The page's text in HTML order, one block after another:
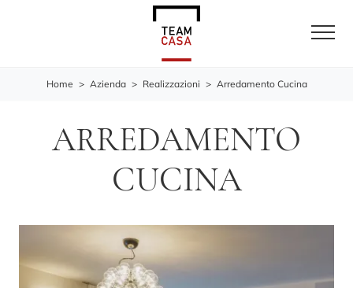
Home > Azienda > Realizzazioni > Arredamento Cucina
ARREDAMENTO
CUCINA